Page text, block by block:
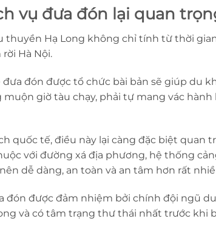
vụ đưa đón lại quan
thuyền Hạ Long không chỉ tính từ thời
Hà Nội.
đưa đón được tổ chức bài bản sẽ giúp du
muộn giờ tàu chạy, phải tự mang vác
quốc tế, điều này lại càng đặc biệt
với đường xá địa phương, hệ thống
dễ dàng, an toàn và an tâm hơn rất
đón được đảm nhiệm bởi chính đội ngũ
và có tâm trạng thư thái nhất trước khi